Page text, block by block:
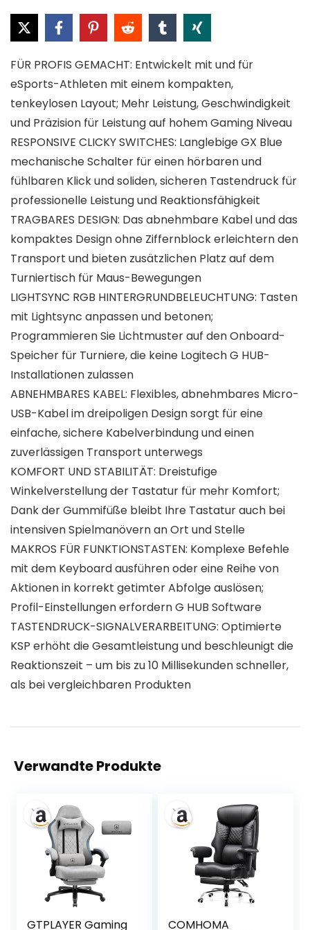
FÜR PROFIS GEMACHT: Entwickelt mit und für
eSports-Athleten mit einem kompakten,
tenkeylosen Layout; Mehr Leistung, Geschwindigkeit
und Präzision für Leistung auf hohem Gaming Niveau
RESPONSIVE CLICKY SWITCHES: Langlebige GX Blue
mechanische Schalter für einen hörbaren und
fühlbaren Klick und soliden, sicheren Tastendruck für
professionelle Leistung und Reaktionsfähigkeit
TRAGBARES DESIGN: Das abnehmbare Kabel und das
kompaktes Design ohne Ziffernblock erleichtern den
Transport und bieten zusätzlichen Platz auf dem
Turniertisch für Maus-Bewegungen
LIGHTSYNC RGB HINTERGRUNDBELEUCHTUNG: Tasten
mit Lightsync anpassen und betonen;
Programmieren Sie Lichtmuster auf den Onboard-
Speicher für Turniere, die keine Logitech G HUB-
Installationen zulassen
ABNEHMBARES KABEL: Flexibles, abnehmbares Micro-
USB-Kabel im dreipoligen Design sorgt für eine
einfache, sichere Kabelverbindung und einen
zuverlässigen Transport unterwegs
KOMFORT UND STABILITÄT: Dreistufige
Winkelverstellung der Tastatur für mehr Komfort;
Dank der Gummifüße bleibt Ihre Tastatur auch bei
intensiven Spielmanövern an Ort und Stelle
MAKROS FÜR FUNKTIONSTASTEN: Komplexe Befehle
mit dem Keyboard ausführen oder eine Reihe von
Aktionen in korrekt getimter Abfolge auslösen;
Profil-Einstellungen erfordern G HUB Software
TASTENDRUCK-SIGNALVERARBEITUNG: Optimierte
KSP erhöht die Gesamtleistung und beschleunigt die
Reaktionszeit – um bis zu 10 Millisekunden schneller,
als bei vergleichbaren Produkten
Verwandte Produkte
GTPLAYER Gaming
COMHOMA